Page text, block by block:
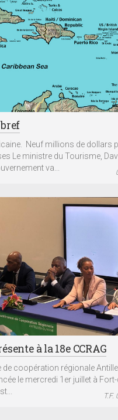
Neuf millions de dollars
Le ministre du Tourisme,
va...
à la 18e CCRAG
de coopération régionale
le mercredi 1er juillet à